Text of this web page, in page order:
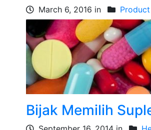
March 6, 2016 in
Bijak Memilih